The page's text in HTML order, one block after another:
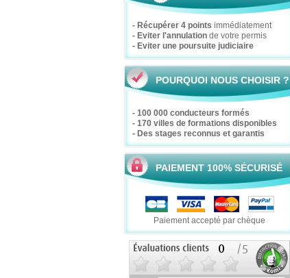
- Récupérer 4 points immédiatement
- Eviter l'annulation de votre permis
- Eviter une poursuite judiciaire
POURQUOI NOUS CHOISIR ?
- 100 000 conducteurs formés
- 170 villes de formations disponibles
- Des stages reconnus et garantis
PAIEMENT 100% SÉCURISÉ
Paiement accepté par chèque